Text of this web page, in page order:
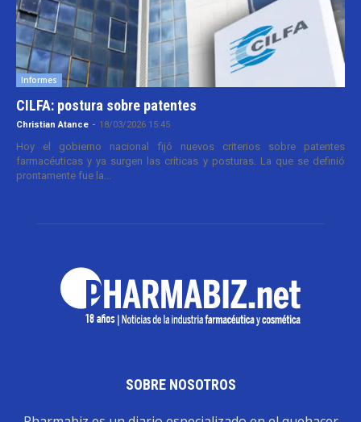
Informes
CILFA: postura sobre patentes
Christian Atance - 18/03/2026 15:45
Hoy el gobierno nacional fijó nuevos criterios sobre patentes
farmacéuticas y ya surgen las críticas y posturas. La que se definió
prontamente fue la...
SOBRE NOSOTROS